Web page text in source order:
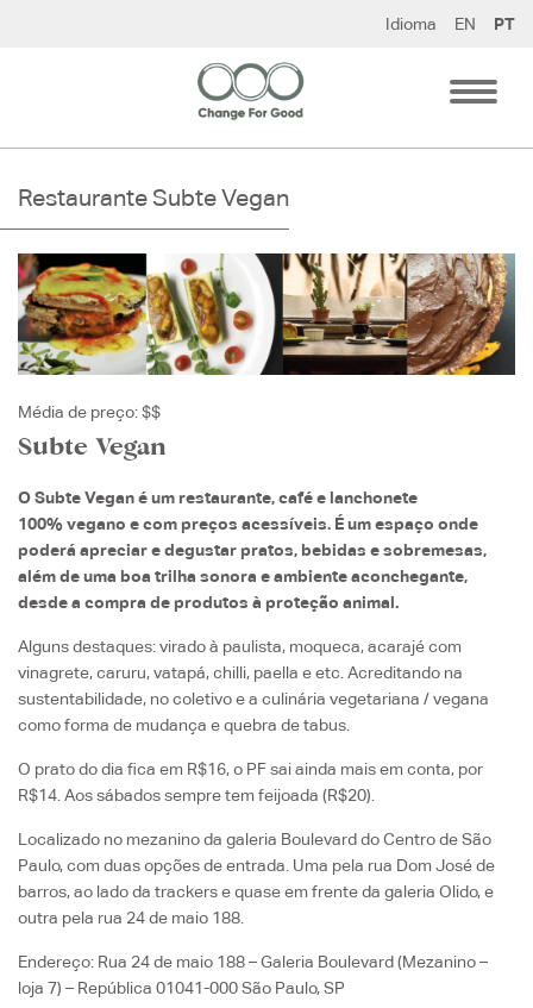
Idioma EN PT
Restaurante Subte Vegan
Média de preço: $$
Subte Vegan
O Subte Vegan é um restaurante, café e lanchonete
100% vegano e com preços acessíveis. É um espaço onde
poderá apreciar e degustar pratos, bebidas e sobremesas,
além de uma boa trilha sonora e ambiente aconchegante,
desde a compra de produtos à proteção animal.
Alguns destaques: virado à paulista, moqueca, acarajé com
vinagrete, caruru, vatapá, chilli, paella e etc. Acreditando na
sustentabilidade, no coletivo e a culinária vegetariana / vegana
como forma de mudança e quebra de tabus.
O prato do dia fica em R$16, o PF sai ainda mais em conta, por
R$14. Aos sábados sempre tem feijoada (R$20).
Localizado no mezanino da galeria Boulevard do Centro de São
Paulo, com duas opções de entrada. Uma pela rua Dom José de
barros, ao lado da trackers e quase em frente da galeria Olido, e
outra pela rua 24 de maio 188.
Endereço: Rua 24 de maio 188 – Galeria Boulevard (Mezanino –
loja 7) – República 01041-000 São Paulo, SP